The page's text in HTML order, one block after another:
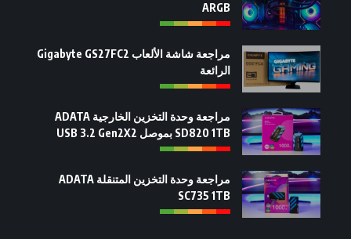
ARGB
مراجعة شاشة الألعاب Gigabyte GS27FC2
الرائعة
مراجعة وحدة التخزين الخارجية ADATA
SD820 1TB بموصل USB 3.2 Gen2X2
مراجعة وحدة التخزين المتنقلة ADATA
SC735 1TB